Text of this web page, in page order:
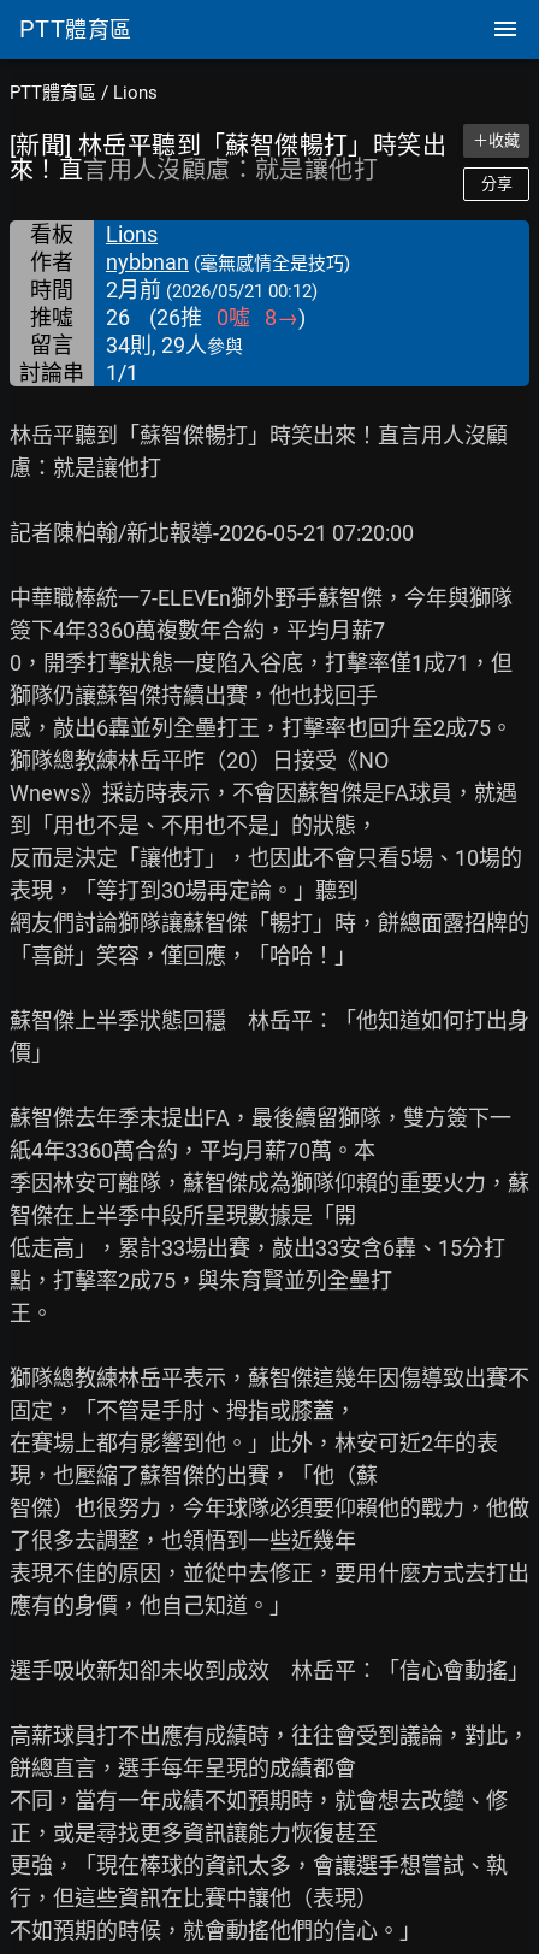
PTT體育區
PTT體育區 / Lions
[新聞] 林岳平聽到「蘇智傑暢打」時笑出
來！直言用人沒顧慮：就是讓他打
＋收藏
分享
看板
Lions
作者
nybbnan (毫無感情全是技巧)
時間 2月前 (2026/05/21 00:12)
推噓 26 (26推 0噓 8→)
留言
34則, 29人參與
討論串 1/1
林岳平聽到「蘇智傑暢打」時笑出來！直言用人沒顧
慮：就是讓他打
記者陳柏翰/新北報導-2026-05-21 07:20:00
中華職棒統一7-ELEVEn獅外野手蘇智傑，今年與獅隊
簽下4年3360萬複數年合約，平均月薪7
0，開季打擊狀態一度陷入谷底，打擊率僅1成71，但
獅隊仍讓蘇智傑持續出賽，他也找回手
感，敲出6轟並列全壘打王，打擊率也回升至2成75。
獅隊總教練林岳平昨（20）日接受《NO
Wnews》採訪時表示，不會因蘇智傑是FA球員，就遇
到「用也不是、不用也不是」的狀態，
反而是決定「讓他打」，也因此不會只看5場、10場的
表現，「等打到30場再定論。」聽到
網友們討論獅隊讓蘇智傑「暢打」時，餅總面露招牌的
「喜餅」笑容，僅回應，「哈哈！」
蘇智傑上半季狀態回穩　林岳平：「他知道如何打出身
價」
蘇智傑去年季末提出FA，最後續留獅隊，雙方簽下一
紙4年3360萬合約，平均月薪70萬。本
季因林安可離隊，蘇智傑成為獅隊仰賴的重要火力，蘇
智傑在上半季中段所呈現數據是「開
低走高」，累計33場出賽，敲出33安含6轟、15分打
點，打擊率2成75，與朱育賢並列全壘打
王。
獅隊總教練林岳平表示，蘇智傑這幾年因傷導致出賽不
固定，「不管是手肘、拇指或膝蓋，
在賽場上都有影響到他。」此外，林安可近2年的表
現，也壓縮了蘇智傑的出賽，「他（蘇
智傑）也很努力，今年球隊必須要仰賴他的戰力，他做
了很多去調整，也領悟到一些近幾年
表現不佳的原因，並從中去修正，要用什麼方式去打出
應有的身價，他自己知道。」
選手吸收新知卻未收到成效　林岳平：「信心會動搖」
高薪球員打不出應有成績時，往往會受到議論，對此，
餅總直言，選手每年呈現的成績都會
不同，當有一年成績不如預期時，就會想去改變、修
正，或是尋找更多資訊讓能力恢復甚至
更強，「現在棒球的資訊太多，會讓選手想嘗試、執
行，但這些資訊在比賽中讓他（表現）
不如預期的時候，就會動搖他們的信心。」